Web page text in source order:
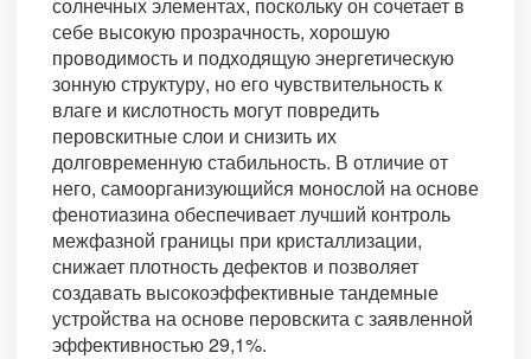
себе высокую прозрачность, хорошую
проводимость и подходящую энергетическую
зонную структуру, но его чувствительность к
влаге и кислотность могут повредить
перовскитные слои и снизить их
долговременную стабильность. В отличие от
него, самоорганизующийся монослой на основе
фенотиазина обеспечивает лучший контроль
межфазной границы при кристаллизации,
снижает плотность дефектов и позволяет
создавать высокоэффективные тандемные
устройства на основе перовскита с заявленной
эффективностью 29,1%.